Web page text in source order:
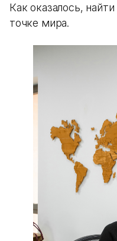
Как оказалось,
точке мира.